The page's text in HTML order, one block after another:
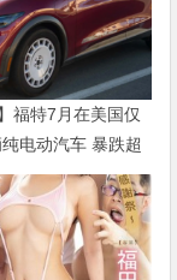
福特7月在美国仅
电动汽车 暴跌超